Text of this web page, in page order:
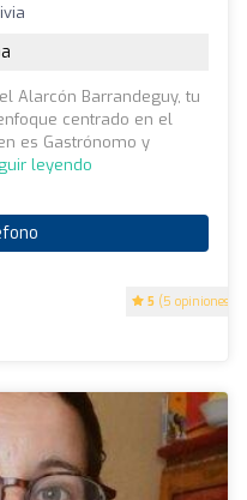
5 (5 opiniones)
Alarcón Barrandeguy, tu
centrado en el
es Gastrónomo y
leyendo